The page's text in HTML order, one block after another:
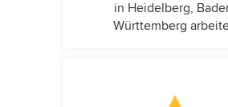
in Heidelberg,
Württemberg